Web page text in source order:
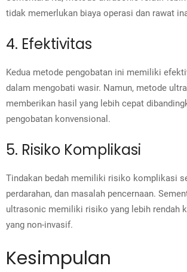
tidak memerlukan biaya operasi dan rawat
4. Efektivitas
Kedua metode pengobatan ini memiliki
dalam mengobati wasir. Namun, metode
memberikan hasil yang lebih cepat
pengobatan konvensional.
5. Risiko Komplikasi
Tindakan bedah memiliki risiko komplikasi
perdarahan, dan masalah pencernaan.
ultrasonic memiliki risiko yang lebih rendah
yang non-invasif.
Kesimpulan